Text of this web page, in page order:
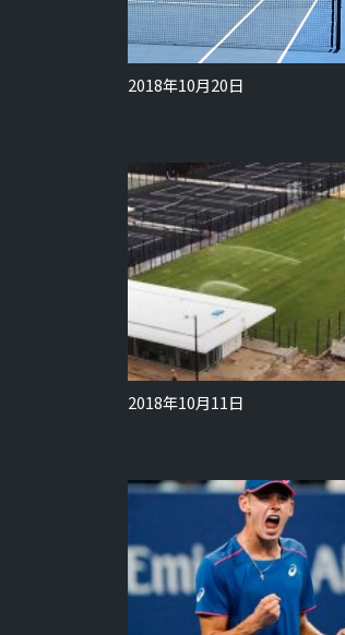
2018年10月20日
2018年10月11日